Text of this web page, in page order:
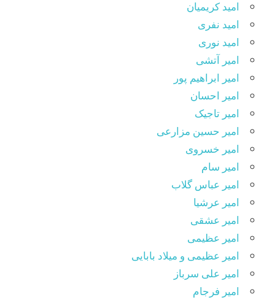
امید کریمیان
امید نفری
امید نوری
امیر آتشی
امیر ابراهیم پور
امیر احسان
امیر تاجیک
امیر حسین مزارعی
امیر خسروی
امیر سام
امیر عباس گلاب
امیر عرشیا
امیر عشقی
امیر عظیمی
امیر عظیمی و میلاد بابایی
امیر علی سرباز
امیر فرجام